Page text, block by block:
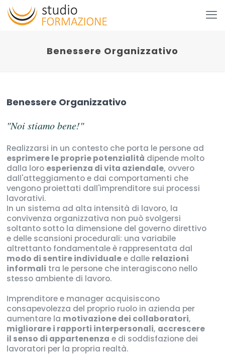
Benessere Organizzativo
Benessere Organizzativo
"Noi stiamo bene!"
Realizzarsi in un contesto che porta le persone ad
esprimere le proprie potenzialità dipende molto
dalla loro esperienza di vita aziendale, ovvero
dall'atteggiamento e dai comportamenti che
vengono proiettati dall'imprenditore sui processi
lavorativi.
In un sistema ad alta intensità di lavoro, la
convivenza organizzativa non può svolgersi
soltanto sotto la dimensione del governo direttivo
e delle scansioni procedurali: una variabile
altrettanto fondamentale è rappresentata dal
modo di sentire individualee dalle relazioni
informali tra le persone che interagiscono nello
stesso ambiente di lavoro.
Imprenditore e manager acquisiscono
consapevolezza del proprio ruolo in azienda per
aumentare la motivazione dei collaboratori,
migliorare i rapporti interpersonali, accrescere
il senso di appartenenza e di soddisfazione dei
lavoratori per la propria realtà.